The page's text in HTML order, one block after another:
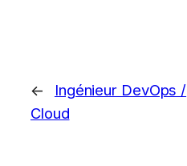
←
Ingénieur DevOps /
Cloud